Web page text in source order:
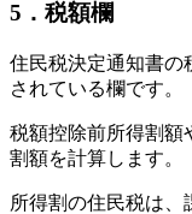
5．税額欄
住民税決定通知書の
されている欄です。
税額控除前所得割額
割額を計算します。
所得割の住民税は、